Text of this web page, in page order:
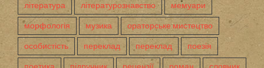
література літературознавство мемуари
морфологія музика ораторське мистецтво
особистість переклад переклад поезія